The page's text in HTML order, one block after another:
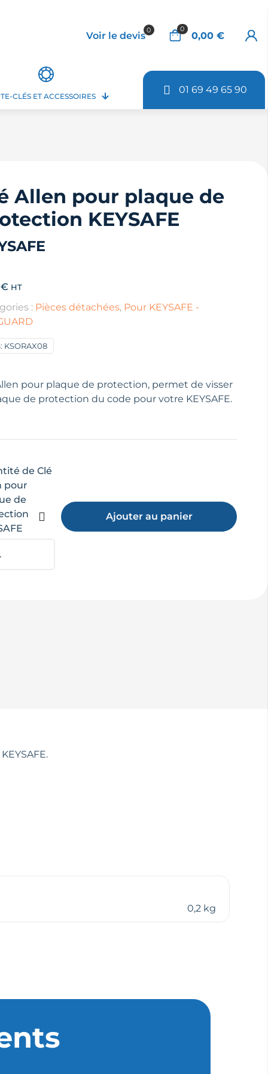
Voir le devis0 0
0,00 €
CLÉS ET ACCESSOIRES
01 69 49 65 90
Allen pour plaque de
KEYSAFE
€ HT
: Pièces détachées, Pour KEYSAFE -
KSORAX08
pour plaque de protection, permet de visser
de protection du code pour votre KEYSAFE.
de Clé
pour
de
Ajouter au panier
0,2 kg